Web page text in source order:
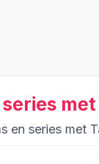
en series met